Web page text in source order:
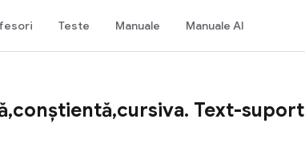
Teste Manuale Manuale AI
Text-suport